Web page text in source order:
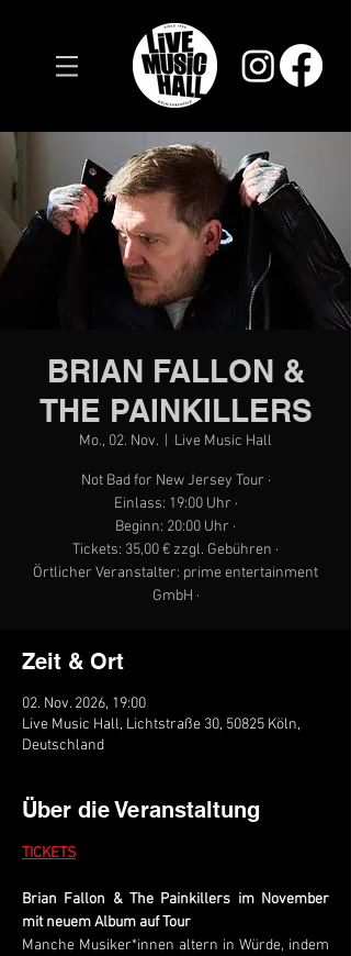
BRIAN FALLON &
THE PAINKILLERS
Mo., 02. Nov. Live Music Hall
Not Bad for New Jersey Tour ·
Einlass: 19:00 Uhr ·
Beginn: 20:00 Uhr ·
Tickets: 35,00 € zzgl. Gebühren ·
Örtlicher Veranstalter: prime entertainment
GmbH ·
Zeit & Ort
02. Nov. 2026, 19:00
Live Music Hall, Lichtstraße 30, 50825 Köln,
Deutschland
Über die Veranstaltung
TICKETS
Brian Fallon & The Painkillers im November
mit neuem Album auf Tour
Manche Musiker*innen altern in Würde, indem